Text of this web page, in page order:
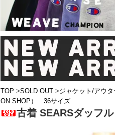
TOP >SOLD OUT >ジャケット/アウタ
ON SHOP） 36サイズ
古着 SEARSダッフ